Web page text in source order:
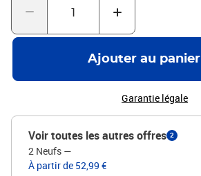
Ajouter au panier
Garantie légale
Voir toutes les autres offres 2
2 Neufs —
À partir de 52,99 €